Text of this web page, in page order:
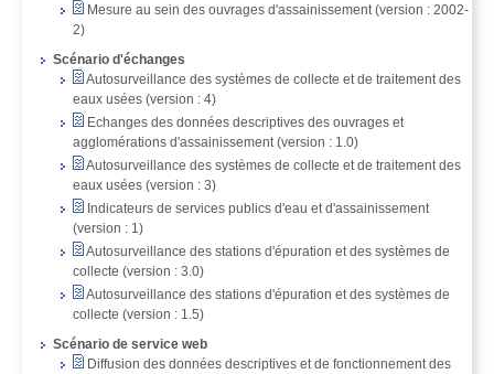
Mesure au sein des ouvrages d'assainissement (version : 2002-
2)
Scénario d'échanges
Autosurveillance des systèmes de collecte et de traitement des
eaux usées (version : 4)
Echanges des données descriptives des ouvrages et
agglomérations d'assainissement (version : 1.0)
Autosurveillance des systèmes de collecte et de traitement des
eaux usées (version : 3)
Indicateurs de services publics d'eau et d'assainissement
(version : 1)
Autosurveillance des stations d'épuration et des systèmes de
collecte (version : 3.0)
Autosurveillance des stations d'épuration et des systèmes de
collecte (version : 1.5)
Scénario de service web
Diffusion des données descriptives et de fonctionnement des